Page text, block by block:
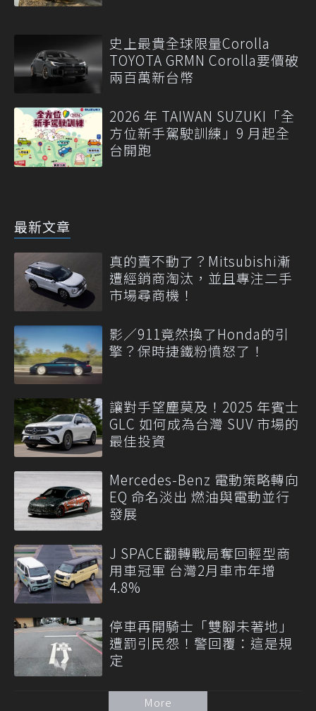
史上最貴全球限量Corolla
TOYOTA GRMN Corolla要價破
兩百萬新台幣
2026 年 TAIWAN SUZUKI「全
方位新手駕駛訓練」9 月起全
台開跑
最新文章
真的賣不動了？Mitsubishi漸
遭經銷商淘汰，並且專注二手
市場尋商機！
影／911竟然換了Honda的引
擎？保時捷鐵粉憤怒了！
讓對手望塵莫及！2025 年賓士
GLC 如何成為台灣 SUV 市場的
最佳投資
Mercedes-Benz 電動策略轉向
EQ 命名淡出 燃油與電動並行
發展
J SPACE翻轉戰局奪回輕型商
用車冠軍 台灣2月車市年增
4.8%
停車再開騎士「雙腳未著地」
遭罰引民怨！警回覆：這是規
定
More